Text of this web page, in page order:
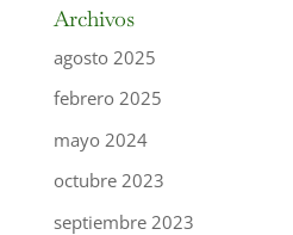
Archivos
agosto 2025
febrero 2025
mayo 2024
octubre 2023
septiembre 2023